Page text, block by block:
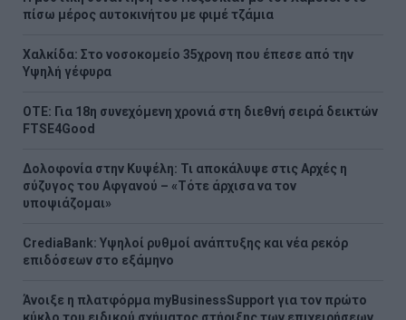
πίσω μέρος αυτοκινήτου με φιμέ τζάμια
Χαλκίδα: Στο νοσοκομείο 35χρονη που έπεσε από την
Υψηλή γέφυρα
ΟΤΕ: Για 18η συνεχόμενη χρονιά στη διεθνή σειρά δεικτών
FTSE4Good
Δολοφονία στην Κυψέλη: Τι αποκάλυψε στις Αρχές η
σύζυγος του Αφγανού – «Τότε άρχισα να τον
υποψιάζομαι»
CrediaBank: Υψηλοί ρυθμοί ανάπτυξης και νέα ρεκόρ
επιδόσεων στο εξάμηνο
Άνοιξε η πλατφόρμα myBusinessSupport για τον πρώτο
κύκλο του ειδικού σχήματος στήριξης των επιχειρήσεων